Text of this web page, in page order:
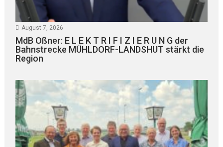
August 7, 2026
MdB Oßner: E L E K T R I F I Z I E R U N G der
Bahnstrecke MÜHLDORF-LANDSHUT stärkt die
Region